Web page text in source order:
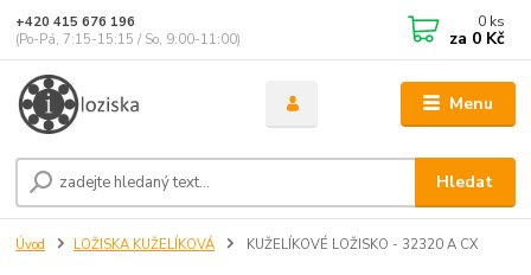
Menu
Hledat
+420 415 676 196
(Po-Pá, 7:15-15:15 / So, 9:00-11:00)
0 ks
za 0 Kč
Úvod LOŽISKA KUŽELÍKOVÁ KUŽELÍKOVÉ LOŽISKO - 32320 A CX